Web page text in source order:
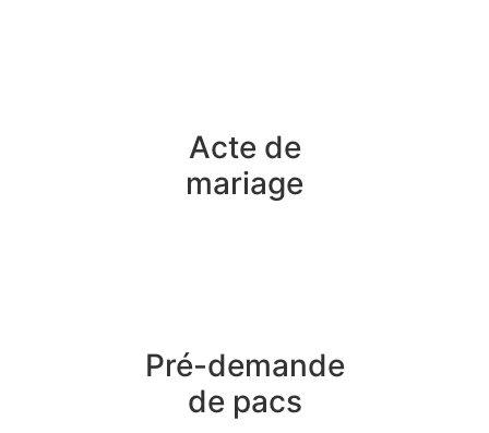
Acte de
mariage
Pré-demande
de pacs